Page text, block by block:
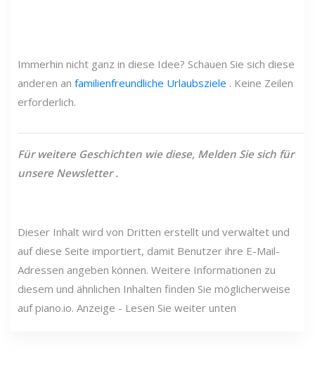
Immerhin nicht ganz in diese Idee? Schauen Sie sich diese
anderen an familienfreundliche Urlaubsziele . Keine Zeilen
erforderlich.
Für weitere Geschichten wie diese, Melden Sie sich für
unsere Newsletter.
Dieser Inhalt wird von Dritten erstellt und verwaltet und
auf diese Seite importiert, damit Benutzer ihre E-Mail-
Adressen angeben können. Weitere Informationen zu
diesem und ähnlichen Inhalten finden Sie möglicherweise
auf piano.io. Anzeige - Lesen Sie weiter unten